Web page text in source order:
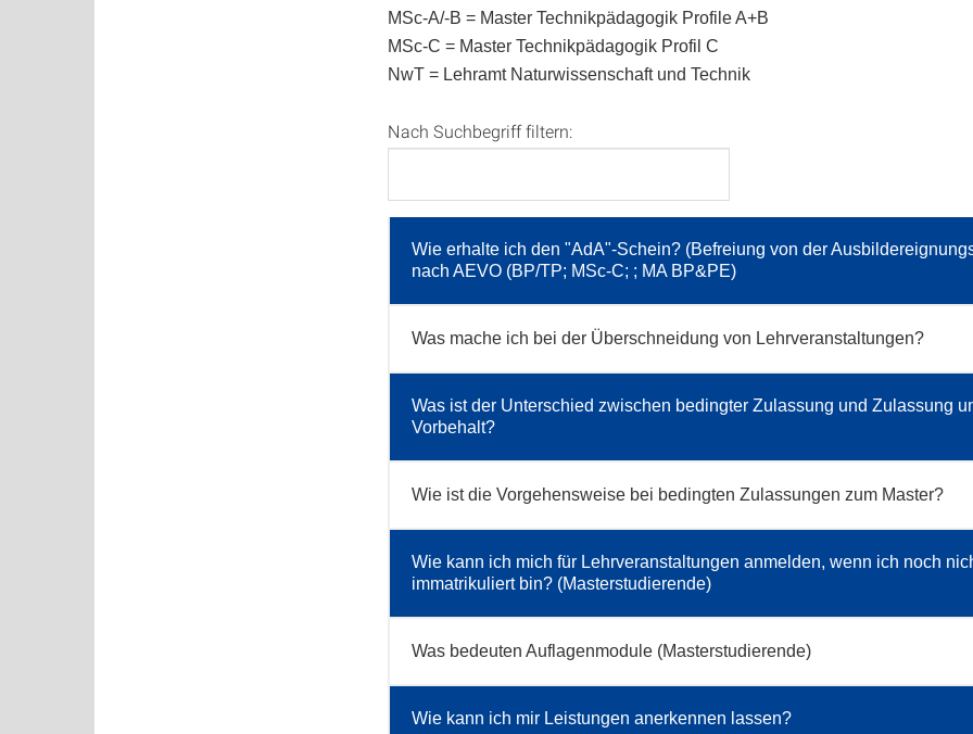
MSc-A/-B = Master Technikpädagogik Profile A+B
MSc-C = Master Technikpädagogik Profil C
NwT = Lehramt Naturwissenschaft und Technik
Nach Suchbegriff filtern:
Wie erhalte ich den "AdA"-Schein? (Befreiung von der
nach AEVO (BP/TP; MSc-C; ; MA BP&PE)
Was mache ich bei der Überschneidung von Lehrveranstaltungen?
Was ist der Unterschied zwischen bedingter Zulassung und Zulassung
Vorbehalt?
Wie ist die Vorgehensweise bei bedingten Zulassungen zum Master?
Wie kann ich mich für Lehrveranstaltungen anmelden, wenn ich noch
immatrikuliert bin? (Masterstudierende)
Was bedeuten Auflagenmodule (Masterstudierende)
Wie kann ich mir Leistungen anerkennen lassen?